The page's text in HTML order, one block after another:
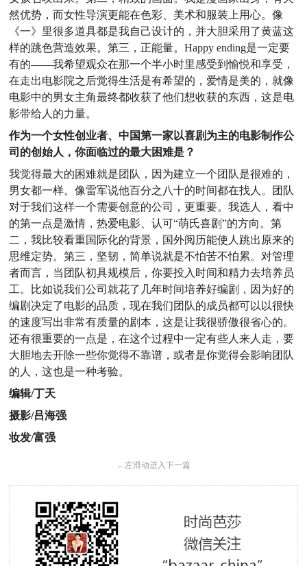
然优势，而女性导演更能在色彩、美术和服装上用心。像
《一》里很多道具都是我自己设计的，并大胆采用了黄蓝这
样的跳色营造效果。第三，正能量。Happy ending是一定要
有的——我希望观众在那一个半小时里感受到愉悦和享受，
在走出电影院之后觉得生活是有希望的，爱情是美的，就像
电影中的男女主角最终都收获了他们想收获的东西，这是电
影带给人的力量。
作为一个女性创业者、中国第一家以喜剧为主的电影制作公
司的创始人，你面临过的最大困难是？
我觉得最大的困难就是团队，因为建立一个团队是很难的，
男女都一样。像雷军说他百分之八十的时间都在找人。团队
对于我们这样一个需要创意的公司，更重要。我选人，看中
的第一点是激情，热爱电影、认可“萌氏喜剧”的方向。第
二，我比较看重国际化的背景，国外阅历能使人跳出原来的
思维定势。第三，坚韧，简单说就是不怕苦不怕累。对管理
者而言，当团队初具规模后，你要投入时间和精力去培养员
工。比如说我们公司就花了几年时间培养好编剧，因为好的
编剧决定了电影的品质，现在我们团队的成员都可以以很快
的速度写出非常有质量的剧本，这是让我很骄傲很省心的。
还有很重要的一点是，在这个过程中一定有些人来人走，要
大胆地去开除一些你觉得不靠谱，或者是你觉得会影响团队
的人，这也是一种考验。
编辑/丁天
摄影/吕海强
妆发/富强
← 左滑动进入下一篇